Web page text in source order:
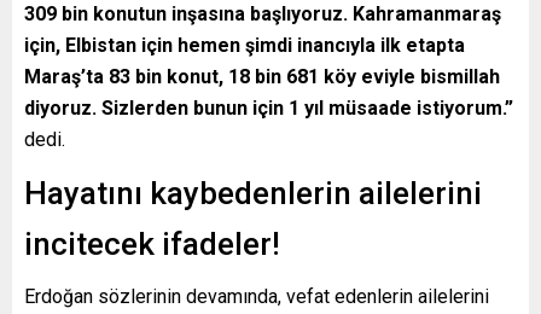
309 bin konutun inşasına başlıyoruz. Kahramanmaraş
için, Elbistan için hemen şimdi inancıyla ilk etapta
Maraş’ta 83 bin konut, 18 bin 681 köy eviyle bismillah
diyoruz. Sizlerden bunun için 1 yıl müsaade istiyorum.”
dedi.
Hayatını kaybedenlerin ailelerini
incitecek ifadeler!
Erdoğan sözlerinin devamında, vefat edenlerin ailelerini